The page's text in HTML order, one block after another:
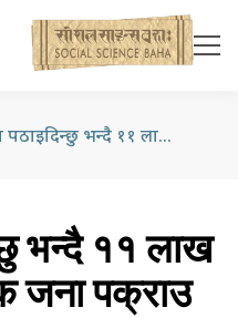
अमेरिका पठाइदिन्छु भन्दै ११ लाख ठगेको आरोपमा एक जना पक्राउ
भन्दै ११ लाख
जना पक्राउ